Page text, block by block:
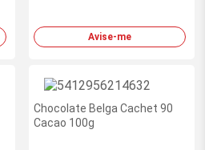
Avise-me
novidade
Chocolate Belga Cachet 90
Cacao 100g